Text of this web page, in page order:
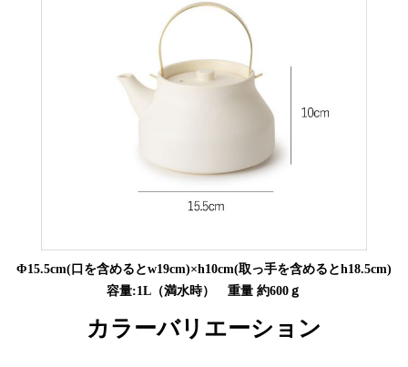
Φ15.5cm(口を含めるとw19cm)×h10cm(取っ手を含めるとh18.5cm)
容量:1L（満水時） 重量 約600ｇ
カラーバリエーション